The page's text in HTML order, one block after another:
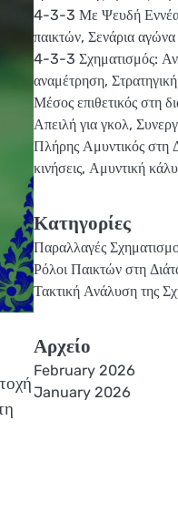
4-3-3 Με Ψευδή Εννέα:
παικτών, Σενάρια αγώνα
4-3-3 Σχηματισμός:
αναμέτρηση, Στρατηγική
Μέσος επιθετικός στη
Απειλή για γκολ,
Πλήρης Αμυντικός στη
κινήσεις, Αμυντική
Κατηγορίες
Παραλλαγές
Ρόλοι Παικτών στη
Τακτική Ανάλυση της
Αρχείο
February 2026
January 2026